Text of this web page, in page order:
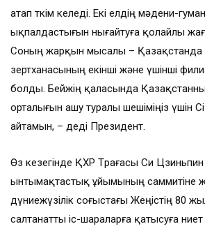
атап өткім келеді. Екі елдің мәдени-
ықпалдастығын нығайтуға қолайлы
Соның жарқын мысалы – Қазақстанда
зертханасының екінші және үшінші
болды. Бейжің қаласында
орталығын ашу туралы шешіміңіз үшін
айтамын, – деді Президент.
Өз кезегінде ҚХР Төрағасы Си
ынтымақтастық ұйымының саммитіне
дүниежүзілік соғыстағы Жеңістің 80
салтанатты іс-шараларға қатысуға